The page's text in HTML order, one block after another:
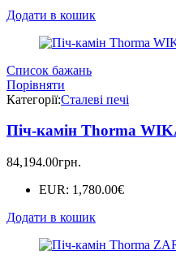
Додати в кошик
Список бажань
Порівняти
Категорії:Сталеві печі
Піч-камін Thorma
84,194.00грн.
EUR: 1,780.00€
Додати в кошик